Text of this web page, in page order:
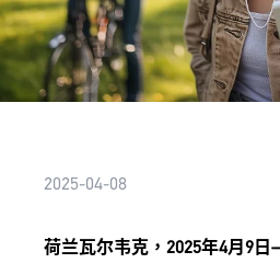
2025-04-08
荷兰瓦尔韦克，2025年4月9日